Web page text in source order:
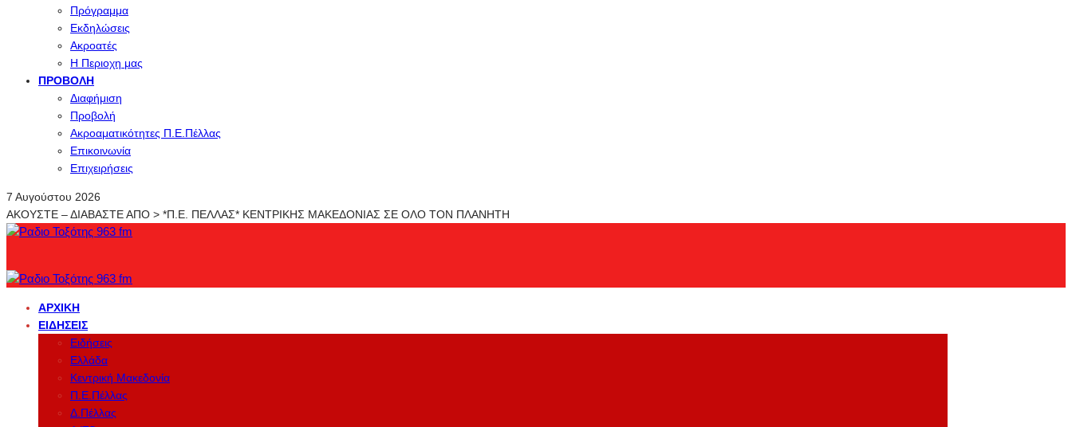
Πρόγραμμα
Εκδηλώσεις
Ακροατές
Η Περιοχη μας
ΠΡΟΒΟΛΉ
Διαφήμιση
Προβολή
Ακροαματικότητες Π.Ε.Πέλλας
Επικοινωνία
Επιχειρήσεις
7 Αυγούστου 2026
ΑΚΟΥΣΤΕ – ΔΙΑΒΑΣΤΕ ΑΠΟ > *Π.Ε. ΠΕΛΛΑΣ* ΚΕΝΤΡΙΚΗΣ ΜΑΚΕΔΟΝΙΑΣ ΣΕ ΟΛΟ ΤΟΝ ΠΛΑΝΗΤΗ
ΑΡΧΙΚΉ
ΕΙΔΉΣΕΙΣ
Ειδήσεις
Ελλάδα
Κεντρική Μακεδονία
Π.Ε.Πέλλας
Δ.Πέλλας